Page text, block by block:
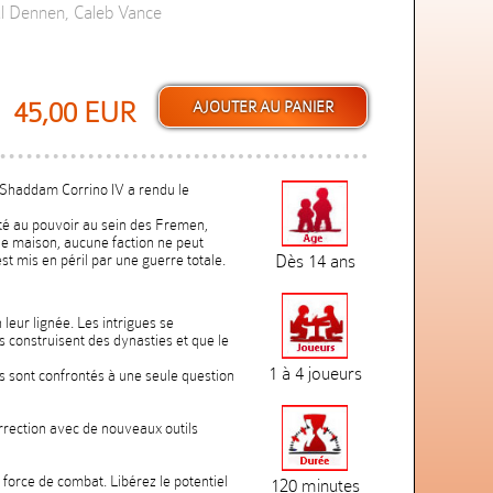
Caleb Vance
45,00 EUR
Corrino IV a rendu le
au pouvoir au sein des Fremen,
maison, aucune faction ne peut
mis en péril par une guerre totale.
lignée. Les intrigues se
construisent des dynasties et que le
confrontés à une seule question
avec de nouveaux outils
de combat. Libérez le potentiel
Dès 14 ans
1 à 4 joueurs
120 minutes